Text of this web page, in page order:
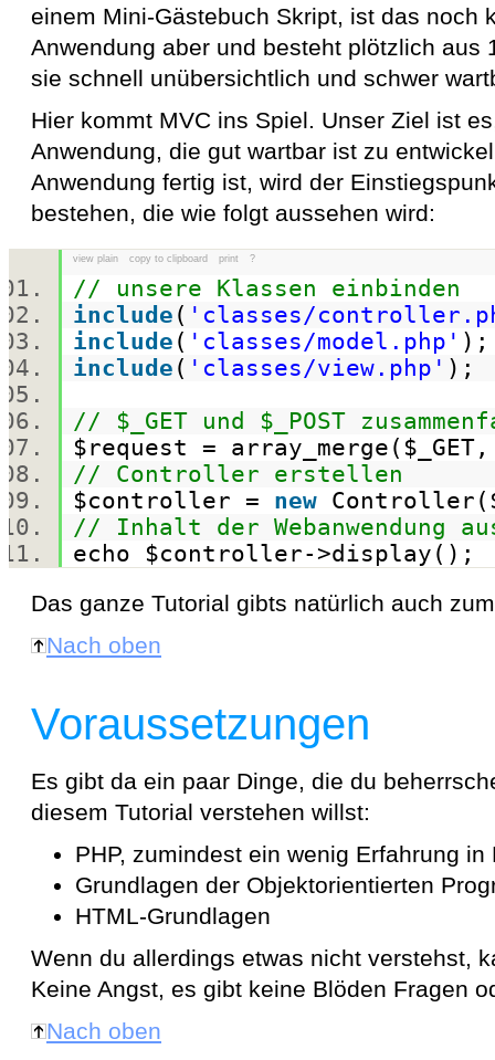
einem Mini-Gästebuch Skript, ist das noch
Anwendung aber und besteht plötzlich aus
sie schnell unübersichtlich und schwer
Hier kommt MVC ins Spiel. Unser Ziel ist
Anwendung, die gut wartbar ist zu
Anwendung fertig ist, wird der
bestehen, die wie folgt aussehen wird:
view plain copy to clipboard print ?
// unsere Klassen einbinden
include ( 'classes/
include ( 'classes/model.php'
include ( 'classes/view.php'
// $_GET und $_POST
$request = array_merge ( $_GET
// Controller erstellen
$controller = new Controller(
// Inhalt der Webanwendung
echo
$controller-
Das ganze Tutorial gibts natürlich auch
Nach oben
Voraussetzungen
Es gibt da ein paar Dinge, die du
diesem Tutorial verstehen willst:
PHP, zumindest ein wenig Erfahrung in
Grundlagen der Objektorientierten
HTML-Grundlagen
Wenn du allerdings etwas nicht verstehst,
Keine Angst, es gibt keine Blöden Fragen
Nach oben